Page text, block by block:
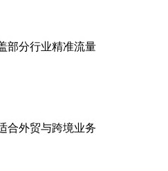
部分行业精准流量
合外贸与跨境业务